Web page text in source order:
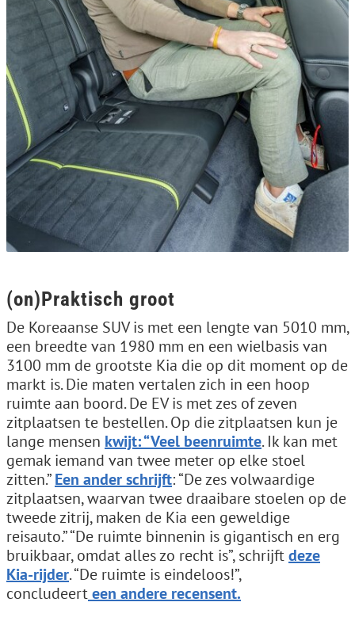
(on)Praktisch groot
De Koreaanse SUV is met een lengte van 5010 mm,
een breedte van 1980 mm en een wielbasis van
3100 mm de grootste Kia die op dit moment op de
markt is. Die maten vertalen zich in een hoop
ruimte aan boord. De EV is met zes of zeven
zitplaatsen te bestellen. Op die zitplaatsen kun je
lange mensen kwijt: “Veel beenruimte. Ik kan met
gemak iemand van twee meter op elke stoel
zitten.”Een ander schrijft: “De zes volwaardige
zitplaatsen, waarvan twee draaibare stoelen op de
tweede zitrij, maken de Kia een geweldige
reisauto.” “De ruimte binnenin is gigantisch en erg
bruikbaar, omdat alles zo recht is”, schrijftdeze
Kia-rijder. “De ruimte is eindeloos!”,
concludeerteen andere recensent.